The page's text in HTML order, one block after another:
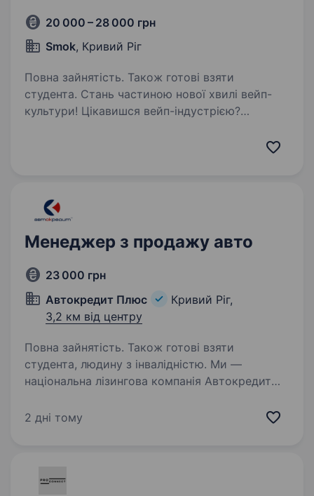
20 000 – 28 000 грн
Smok, Кривий Ріг
Повна зайнятість. Також готові взяти
студента. Стань частиною нової хвилі вейп-
культури! Цікавишся вейп-індустрією?
Отримай трендову професію з гідним доходом
Менеджер з продажу авто
23 000 грн
Автокредит Плюс
Кривий Ріг,
3,2 км від центру
Повна зайнятість. Також готові взяти
студента, людину з інвалідністю. Ми —
національна лізингова компанія Автокредит
автомобілів, який (яка) стане важливою
2 дні тому